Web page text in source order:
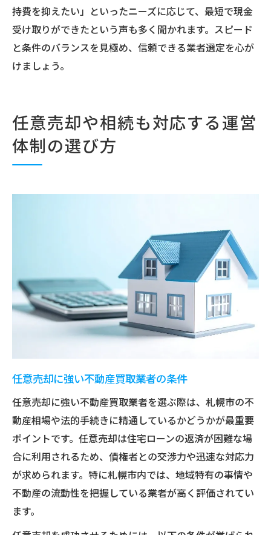
持費を抑えたい」といったニーズに応じて、最短で現金
受け取りができたという声も多く聞かれます。スピード
と条件のバランスを見極め、信頼できる業者選定を心が
けましょう。
任意売却や相続も対応する運営
体制の選び方
任意売却に強い不動産買取業者の条件
任意売却に強い不動産買取業者を選ぶ際は、札幌市の不
動産相場や法的手続きに精通しているかどうかが最重要
ポイントです。任意売却は住宅ローンの返済が困難な場
合に利用されるため、債権者との交渉力や迅速な対応力
が求められます。特に札幌市内では、地域特有の事情や
不動産の流動性を把握している業者が高く評価されてい
ます。